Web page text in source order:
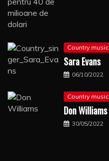
Country music
Sara Evans
06/10/2022
Country music
Don Williams
30/05/2022